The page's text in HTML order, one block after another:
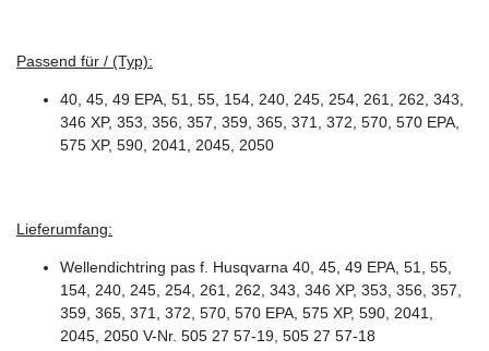
Passend für / (Typ):
40, 45, 49 EPA, 51, 55, 154, 240, 245, 254, 261, 262, 343,
346 XP, 353, 356, 357, 359, 365, 371, 372, 570, 570 EPA,
575 XP, 590, 2041, 2045, 2050
Lieferumfang:
Wellendichtring pas f. Husqvarna 40, 45, 49 EPA, 51, 55,
154, 240, 245, 254, 261, 262, 343, 346 XP, 353, 356, 357,
359, 365, 371, 372, 570, 570 EPA, 575 XP, 590, 2041,
2045, 2050 V-Nr. 505 27 57-19, 505 27 57-18